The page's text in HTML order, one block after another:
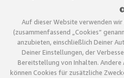
Auf dieser Website verwenden
(zusammenfassend „Cookies“
anzubieten, einschließlich Deiner
Deiner Einstellungen, der
Bereitstellung von Inhalten.
können Cookies für zusätzliche